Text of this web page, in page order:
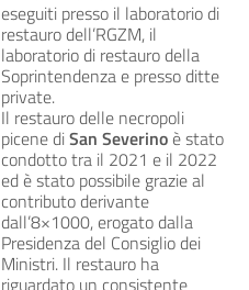
eseguiti presso il laboratorio di
restauro dell’RGZM, il
laboratorio di restauro della
Soprintendenza e presso ditte
private.
Il restauro delle necropoli
picene diSan Severinoè stato
condotto tra il 2021 e il 2022
ed è stato possibile grazie al
contributo derivante
dall’8×1000, erogato dalla
Presidenza del Consiglio dei
Ministri. Il restauro ha
riguardato un consistente